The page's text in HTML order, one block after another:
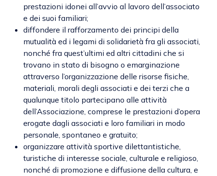
prestazioni idonei all’avvio al lavoro dell’associato
e dei suoi familiari;
diffondere il rafforzamento dei principi della
mutualità ed i legami di solidarietà fra gli associati,
nonché fra quest’ultimi ed altri cittadini che si
trovano in stato di bisogno o emarginazione
attraverso l’organizzazione delle risorse fisiche,
materiali, morali degli associati e dei terzi che a
qualunque titolo partecipano alle attività
dell’Associazione, comprese le prestazioni d’opera
erogate dagli associati e loro familiari in modo
personale, spontaneo e gratuito;
organizzare attività sportive dilettantistiche,
turistiche di interesse sociale, culturale e religioso,
nonché di promozione e diffusione della cultura, e